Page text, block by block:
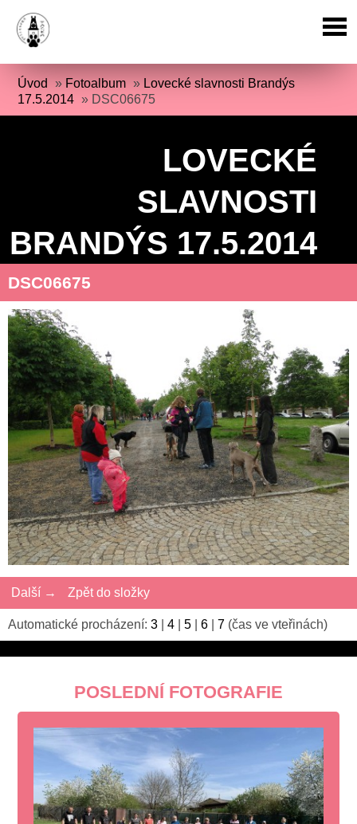
Úvod » Fotoalbum » Lovecké slavnosti Brandýs
17.5.2014 » DSC06675
LOVECKÉ
SLAVNOSTI
BRANDÝS 17.5.2014
DSC06675
Další → Zpět do složky
Automatické procházení: 3 4 5 6 7 (čas ve vteřinách)
POSLEDNÍ FOTOGRAFIE